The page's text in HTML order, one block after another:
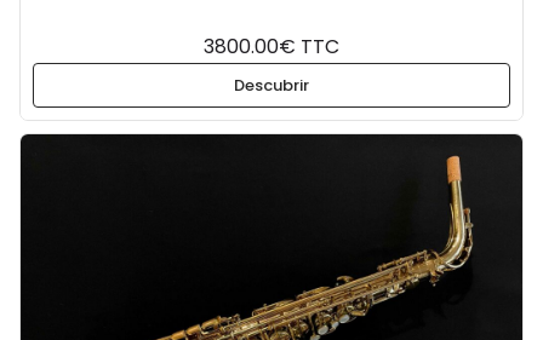
3800.00€ TTC
Descubrir